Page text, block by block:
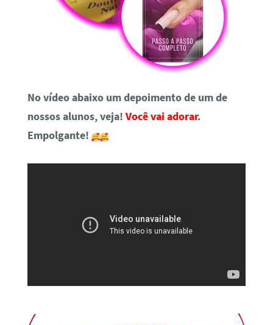
No vídeo abaixo um depoimento de um de
nossos alunos, veja! Você vai adorar.
Empolgante!